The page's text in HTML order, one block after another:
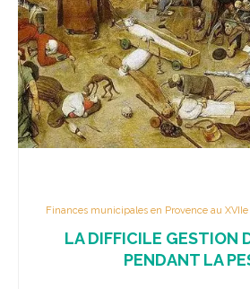
Finances municipales en Provence au XVIIe
LA DIFFICILE GESTION
PENDANT LA